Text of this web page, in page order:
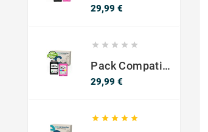
29,99 €
    
Pack Compatible Avec HP 302 XL Noir Et Couleur - SANS NIVEAU ENCRE
29,99 €
    